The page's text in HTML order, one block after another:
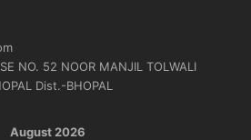
NO. 52 NOOR MANJIL TOLWALI
Dist.-BHOPAL
August 2026